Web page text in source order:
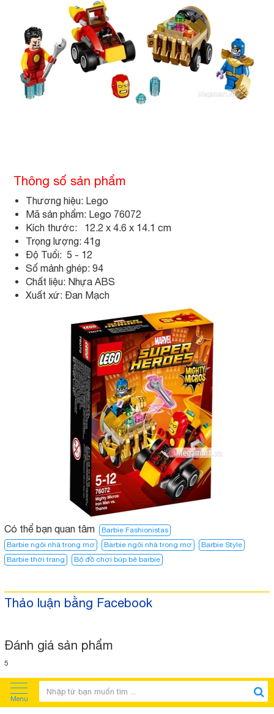
Thông số sản phẩm
Thương hiệu: Lego
Mã sản phẩm: Lego 76072
Kích thước: 12.2 x 4.6 x 14.1 cm
Trọng lượng: 41g
Độ Tuổi: 5 - 12
Số mảnh ghép: 94
Chất liệu: Nhựa ABS
Xuất xứ: Đan Mạch
Có thể bạn quan tâm
Barbie Fashionistas
Barbie ngôi nhà trong mơ
Barbie ngôi nhà trong mơ​
Barbie Style
Barbie thời trang
Bộ đồ chơi búp bê barbie
Thảo luận bằng Facebook
Đánh giá sản phẩm
5
Menu